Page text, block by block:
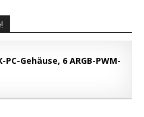
PC-Gehäuse, 6 ARGB-PWM-